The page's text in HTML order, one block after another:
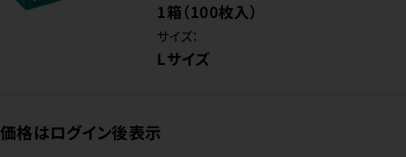
1箱（100枚入）
サイズ：
Lサイズ
価格はログイン後表示